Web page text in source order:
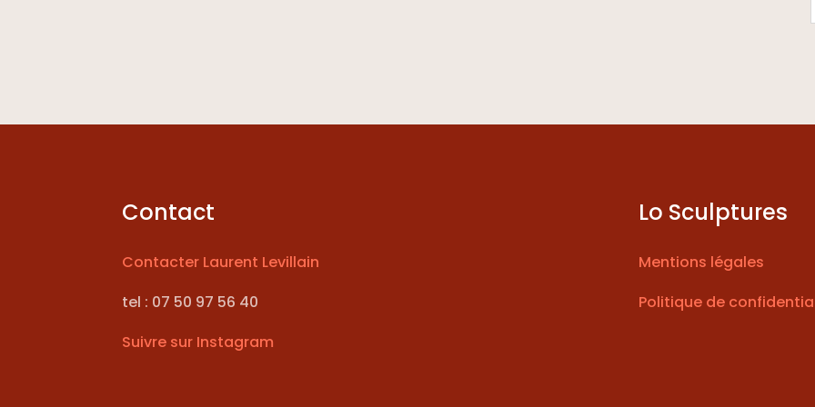
Contact
Contacter Laurent Levillain
tel : 07 50 97 56 40
Suivre sur Instagram
Lo Sculptures
Mentions légales
Politique de